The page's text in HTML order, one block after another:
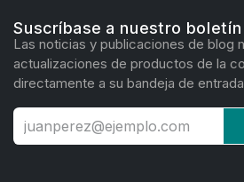
Suscríbase a nuestro boletín
Las noticias y publicaciones de blog
actualizaciones de productos de la
directamente a su bandeja de